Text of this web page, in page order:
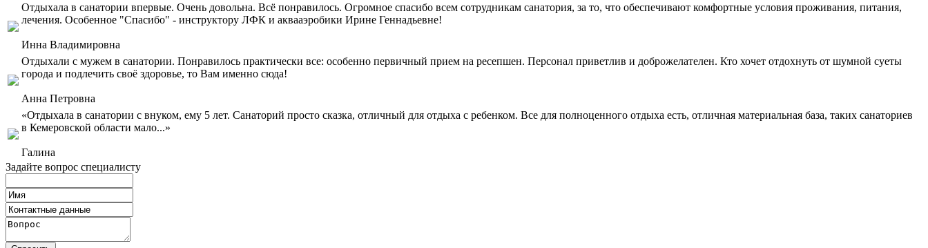
Отдыхала в санатории впервые. Очень довольна. Всё понравилось. Огромное спасибо всем сотрудникам санатория, за то, что обеспечивают комфортные условия проживания, питания,
лечения. Особенное "Спасибо" - инструктору ЛФК и аквааэробики Ирине Геннадьевне!
Инна Владимировна
Отдыхали с мужем в санатории. Понравилось практически все: особенно первичный прием на ресепшен. Персонал приветлив и доброжелателен. Кто хочет отдохнуть от шумной суеты
города и подлечить своё здоровье, то Вам именно сюда!
Анна Петровна
«Отдыхала в санатории с внуком, ему 5 лет. Санаторий просто сказка, отличный для отдыха с ребенком. Все для полноценного отдыха есть, отличная материальная база, таких санаториев
в Кемеровской области мало...»
Галина
Задайте вопрос специалисту